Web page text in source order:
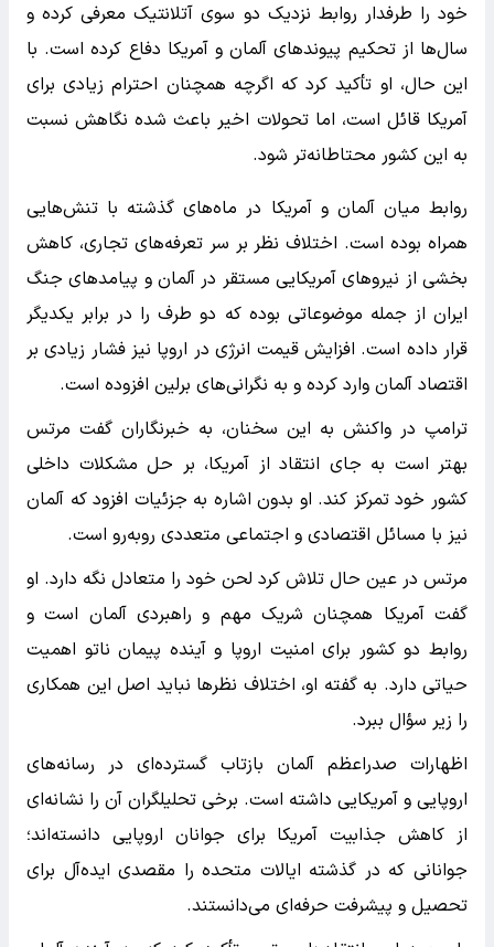
خود را طرفدار روابط نزدیک دو سوی آتلانتیک معرفی کرده و
سال‌ها از تحکیم پیوندهای آلمان و آمریکا دفاع کرده است. با
این حال، او تأکید کرد که اگرچه همچنان احترام زیادی برای
آمریکا قائل است، اما تحولات اخیر باعث شده نگاهش نسبت
به این کشور محتاطانه‌تر شود.
روابط میان آلمان و آمریکا در ماه‌های گذشته با تنش‌هایی
همراه بوده است. اختلاف نظر بر سر تعرفه‌های تجاری، کاهش
بخشی از نیروهای آمریکایی مستقر در آلمان و پیامدهای جنگ
ایران از جمله موضوعاتی بوده که دو طرف را در برابر یکدیگر
قرار داده است. افزایش قیمت انرژی در اروپا نیز فشار زیادی بر
اقتصاد آلمان وارد کرده و به نگرانی‌های برلین افزوده است.
ترامپ در واکنش به این سخنان، به خبرنگاران گفت مرتس
بهتر است به جای انتقاد از آمریکا، بر حل مشکلات داخلی
کشور خود تمرکز کند. او بدون اشاره به جزئیات افزود که آلمان
نیز با مسائل اقتصادی و اجتماعی متعددی روبه‌رو است.
مرتس در عین حال تلاش کرد لحن خود را متعادل نگه دارد. او
گفت آمریکا همچنان شریک مهم و راهبردی آلمان است و
روابط دو کشور برای امنیت اروپا و آینده پیمان ناتو اهمیت
حیاتی دارد. به گفته او، اختلاف نظرها نباید اصل این همکاری
را زیر سؤال ببرد.
اظهارات صدراعظم آلمان بازتاب گسترده‌ای در رسانه‌های
اروپایی و آمریکایی داشته است. برخی تحلیلگران آن را نشانه‌ای
از کاهش جذابیت آمریکا برای جوانان اروپایی دانسته‌اند؛
جوانانی که در گذشته ایالات متحده را مقصدی ایده‌آل برای
تحصیل و پیشرفت حرفه‌ای می‌دانستند.